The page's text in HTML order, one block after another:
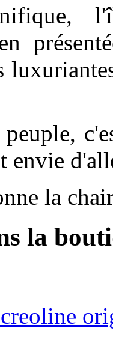
envie
la
la
creoline